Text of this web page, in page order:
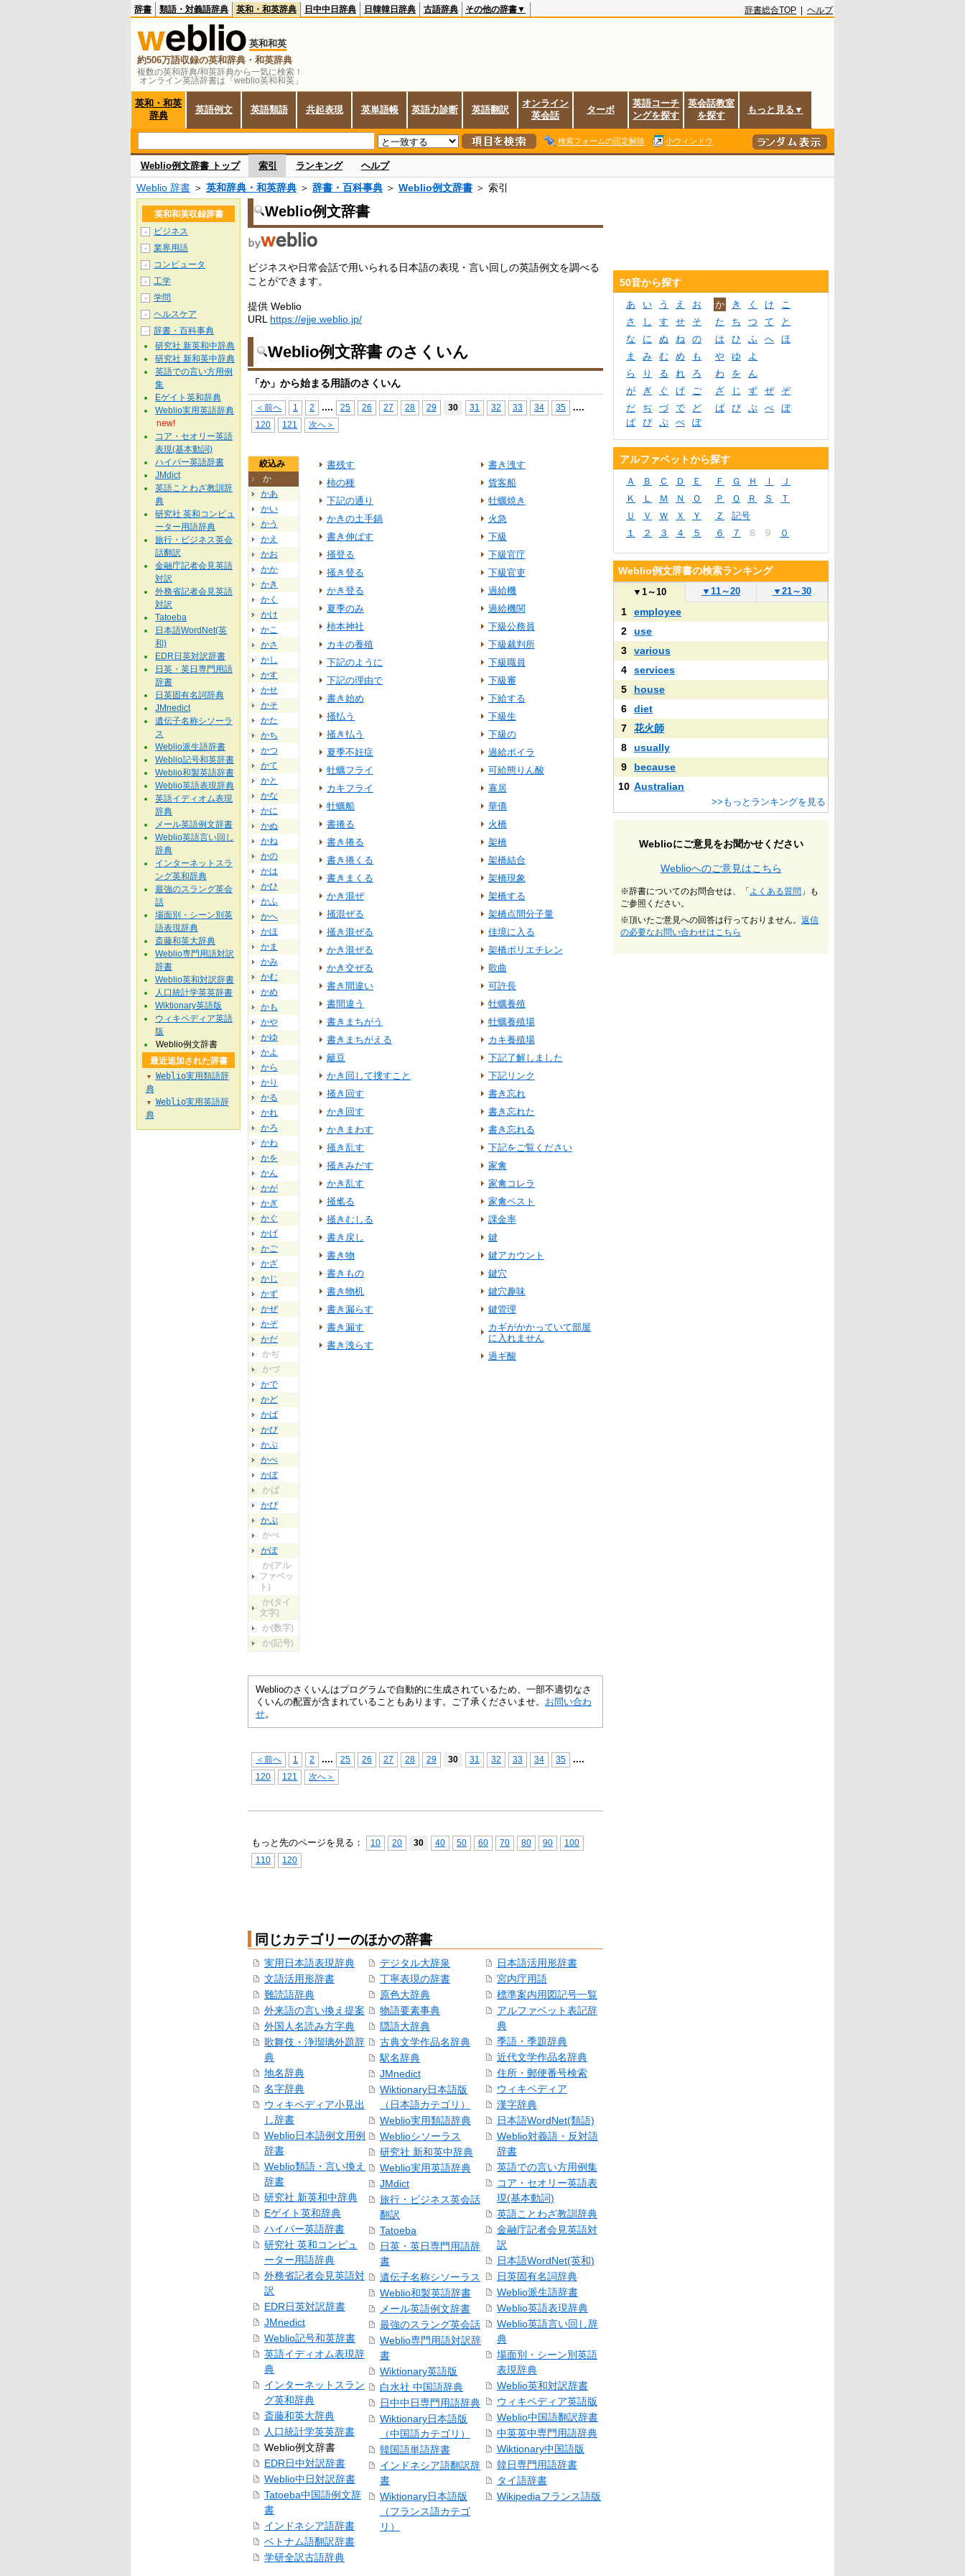
複数の英和辞典/和英辞典から一気に検索！
オンライン英語辞書は「weblio英和和英」
辞書 類語・対義語辞典 英和・和英辞典 日中中日辞典 日韓韓日辞典 古語辞典 その他の辞書▼ 辞書総合TOP ヘルプ
英和和英
約506万語収録の英和辞典・和英辞典
英和・和英
辞典
英語例文 英語類語 共起表現 英単語帳 英語力診断 英語翻訳
オンライン
英会話
ターボ
英語コーチ
ングを探す
英会話教室
を探す
もっと見る▼
検索フォームの固定解除 小ウィンドウ
Weblio例文辞書 トップ 索引 ランキング ヘルプ
Weblio 辞書 ＞ 英和辞典・和英辞典 ＞ 辞書・百科事典 ＞ Weblio例文辞書 ＞ 索引
Weblio例文辞書
ビジネスや日常会話で用いられる日本語の表現・言い回しの英語例文を調べる
ことができます。
提供 Weblio
URL https://ejje.weblio.jp/
Weblio例文辞書 のさくいん
「か」から始まる用語のさくいん
＜前へ 1 2 .... 25 26 27 28 29 30 31 32 33 34 35 ....
120 121 次へ＞
絞込み
か
かあ
かい
かう
かえ
かお
かか
かき
かく
かけ
かこ
かさ
かし
かす
かせ
かそ
かた
かち
かつ
かて
かと
かな
かに
かぬ
かね
かの
かは
かひ
かふ
かへ
かほ
かま
かみ
かむ
かめ
かも
かや
かゆ
かよ
から
かり
かる
かれ
かろ
かわ
かを
かん
かが
かぎ
かぐ
かげ
かご
かざ
かじ
かず
かぜ
かぞ
かだ
かぢ
かづ
かで
かど
かば
かび
かぶ
かべ
かぼ
かぱ
かぴ
かぷ
かぺ
かぽ
か(アル
ファベッ
ト)
か(タイ
文字)
か(数字)
か(記号)
書残す
柿の種
下記の通り
かきの土手鍋
書き伸ばす
掻登る
掻き登る
かき登る
夏季のみ
柿本神社
カキの養殖
下記のように
下記の理由で
書き始め
掻払う
掻き払う
夏季不妊症
牡蠣フライ
カキフライ
牡蠣船
書捲る
書き捲る
書き捲くる
書きまくる
かき混ぜ
掻混ぜる
掻き混ぜる
かき混ぜる
かき交ぜる
書き間違い
書間違う
書きまちがう
書きまちがえる
籬豆
かき回して捜すこと
掻き回す
かき回す
かきまわす
掻き乱す
掻きみだす
かき乱す
掻毟る
掻きむしる
書き戻し
書き物
書きもの
書き物机
書き漏らす
書き漏す
書き洩らす
書き洩す
貨客船
牡蠣焼き
火急
下級
下級官庁
下級官吏
過給機
過給機関
下級公務員
下級裁判所
下級職員
下級審
下給する
下級生
下級の
過給ボイラ
可給態りん酸
寡居
華僑
火橋
架橋
架橋結合
架橋現象
架橋する
架橋点間分子量
佳境に入る
架橋ポリエチレン
歌曲
可許長
牡蠣養殖
牡蠣養殖場
カキ養殖場
下記了解しました
下記リンク
書き忘れ
書き忘れた
書き忘れる
下記をご覧ください
家禽
家禽コレラ
家禽ペスト
課金率
鍵
鍵アカウント
鍵穴
鍵穴趣味
鍵管理
カギがかかっていて部屋
に入れません
過ギ酸
Weblioのさくいんはプログラムで自動的に生成されているため、一部不適切なさ
くいんの配置が含まれていることもあります。ご了承くださいませ。 お問い合わ
せ。
＜前へ 1 2 .... 25 26 27 28 29 30 31 32 33 34 35 ....
120 121 次へ＞
もっと先のページを見る： 10 20 30 40 50 60 70 80 90
100
110
120
同じカテゴリーのほかの辞書
実用日本語表現辞典
文語活用形辞書
難読語辞典
外来語の言い換え提案
外国人名読み方字典
歌舞伎・浄瑠璃外題辞
典
地名辞典
名字辞典
ウィキペディア小見出
し辞書
Weblio日本語例文用例
辞書
Weblio類語・言い換え
辞書
研究社 新英和中辞典
Eゲイト英和辞典
ハイパー英語辞書
研究社 英和コンピュ
ーター用語辞典
外務省記者会見英語対
訳
EDR日英対訳辞書
JMnedict
Weblio記号和英辞書
英語イディオム表現辞
典
インターネットスラン
グ英和辞典
斎藤和英大辞典
人口統計学英英辞書
Weblio例文辞書
EDR日中対訳辞書
Weblio中日対訳辞書
Tatoeba中国語例文辞
書
インドネシア語辞書
ベトナム語翻訳辞書
学研全訳古語辞典
デジタル大辞泉
丁寧表現の辞書
原色大辞典
物語要素事典
隠語大辞典
古典文学作品名辞典
駅名辞典
JMnedict
Wiktionary日本語版
（日本語カテゴリ）
Weblio実用類語辞典
Weblioシソーラス
研究社 新和英中辞典
Weblio実用英語辞典
JMdict
旅行・ビジネス英会話
翻訳
Tatoeba
日英・英日専門用語辞
書
遺伝子名称シソーラス
Weblio和製英語辞書
メール英語例文辞書
最強のスラング英会話
Weblio専門用語対訳辞
書
Wiktionary英語版
白水社 中国語辞典
日中中日専門用語辞典
Wiktionary日本語版
（中国語カテゴリ）
韓国語単語辞書
インドネシア語翻訳辞
書
Wiktionary日本語版
（フランス語カテゴ
リ）
日本語活用形辞書
宮内庁用語
標準案内用図記号一覧
アルファベット表記辞
典
季語・季題辞典
近代文学作品名辞典
住所・郵便番号検索
ウィキペディア
漢字辞典
日本語WordNet(類語)
Weblio対義語・反対語
辞書
英語での言い方用例集
コア・セオリー英語表
現(基本動詞)
英語ことわざ教訓辞典
金融庁記者会見英語対
訳
日本語WordNet(英和)
日英固有名詞辞典
Weblio派生語辞書
Weblio英語表現辞典
Weblio英語言い回し辞
典
場面別・シーン別英語
表現辞典
Weblio英和対訳辞書
ウィキペディア英語版
Weblio中国語翻訳辞書
中英英中専門用語辞典
Wiktionary中国語版
韓日専門用語辞書
タイ語辞書
Wikipediaフランス語版
英和和英収録辞書
＋ ビジネス
＋ 業界用語
＋ コンピュータ
＋ 工学
＋ 学問
＋ ヘルスケア
－
辞書・百科事典
研究社 新英和中辞典
研究社 新和英中辞典
英語での言い方用例
集
Eゲイト英和辞典
Weblio実用英語辞典
new!
コア・セオリー英語
表現(基本動詞)
ハイパー英語辞書
JMdict
英語ことわざ教訓辞
典
研究社 英和コンピュ
ーター用語辞典
旅行・ビジネス英会
話翻訳
金融庁記者会見英語
対訳
外務省記者会見英語
対訳
Tatoeba
日本語WordNet(英
和)
EDR日英対訳辞書
日英・英日専門用語
辞書
日英固有名詞辞典
JMnedict
遺伝子名称シソーラ
ス
Weblio派生語辞書
Weblio記号和英辞書
Weblio和製英語辞書
Weblio英語表現辞典
英語イディオム表現
辞典
メール英語例文辞書
Weblio英語言い回し
辞典
インターネットスラ
ング英和辞典
最強のスラング英会
話
場面別・シーン別英
語表現辞典
斎藤和英大辞典
Weblio専門用語対訳
辞書
Weblio英和対訳辞書
人口統計学英英辞書
Wiktionary英語版
ウィキペディア英語
版
Weblio例文辞書
最近追加された辞書
▼
Weblio実用類語辞
典
▼
Weblio実用英語辞
典
50音から探す
あ い う え お か き く け
こ
さ
し す せ そ た ち つ て
と
な
に ぬ ね の は ひ ふ へ
ほ
ま
み む め も や ゆ
よ
ら
り る れ ろ わ を
ん
が
ぎ ぐ げ ご ざ じ ず ぜ
ぞ
だ
ぢ づ で ど ば び ぶ べ
ぼ
ぱ
ぴ ぷ ぺ ぽ
アルファベットから探す
Ａ Ｂ Ｃ Ｄ Ｅ Ｆ Ｇ Ｈ Ｉ
Ｊ
Ｋ
Ｌ Ｍ Ｎ Ｏ Ｐ Ｑ Ｒ Ｓ
Ｔ
Ｕ
Ｖ Ｗ Ｘ Ｙ Ｚ
記号
１
２ ３ ４ ５ ６ ７ ８ ９ ０
Weblio例文辞書の検索ランキング
▼ 1～10 ▼ 11～20 ▼ 21～30
1
employee
2
use
3
various
4
services
5
house
6
diet
7
花火師
8
usually
9
because
10 Australian
>>もっとランキングを見る
Weblioにご意見をお聞かせください
Weblioへのご意見はこちら
※辞書についてのお問合せは、「 よくある質問 」も
ご参照ください。
※頂いたご意見への回答は行っておりません。 返信
の必要なお問い合わせはこちら